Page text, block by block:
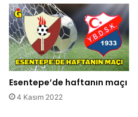
Esentepe’de haftanın maçı
4 Kasım 2022